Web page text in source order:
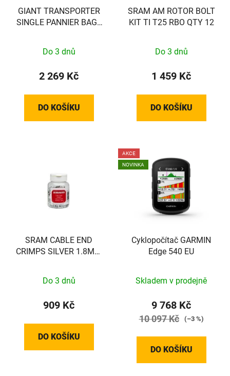
GIANT TRANSPORTER
SINGLE PANNIER BAG -
440000037
Do 3 dnů
2 269 Kč
DO KOŠÍKU
SRAM AM ROTOR BOLT
KIT TI T25 RBO QTY 12
Do 3 dnů
1 459 Kč
DO KOŠÍKU
SRAM CABLE END
CRIMPS SILVER 1.8MM
Do 3 dnů
909 Kč
DO KOŠÍKU
AKCE
NOVINKA
Cyklopočítač GARMIN
Edge 540 EU
Skladem v prodejně
9 768 Kč
10 097 Kč (–3 %)
DO KOŠÍKU